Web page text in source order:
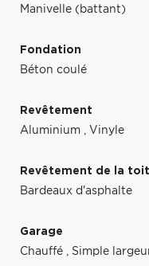
Manivelle (battant)
Fondation
Béton coulé
Revêtement
Aluminium , Vinyle
Revêtement de la
Bardeaux d'asphalte
Garage
Chauffé , Simple